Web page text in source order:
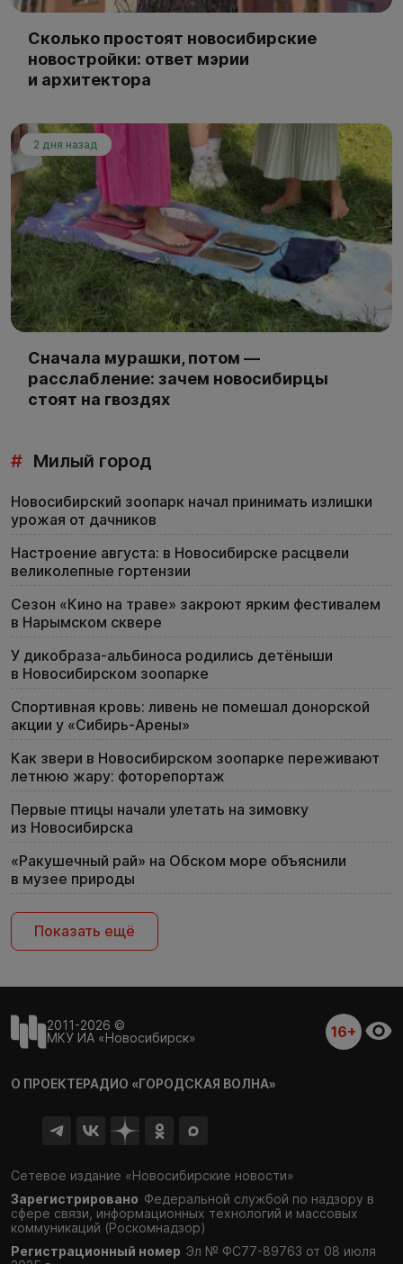
Сколько простоят новосибирские
новостройки: ответ мэрии
и архитектора
2 дня назад
Сначала мурашки, потом —
расслабление: зачем новосибирцы
стоят на гвоздях
# Милый город
Новосибирский зоопарк начал принимать излишки
урожая от дачников
Настроение августа: в Новосибирске расцвели
великолепные гортензии
Сезон «Кино на траве» закроют ярким фестивалем
в Нарымском сквере
У дикобраза-альбиноса родились детёныши
в Новосибирском зоопарке
Спортивная кровь: ливень не помешал донорской
акции у «Сибирь-Арены»
Как звери в Новосибирском зоопарке переживают
летнюю жару: фоторепортаж
Первые птицы начали улетать на зимовку
из Новосибирска
«Ракушечный рай» на Обском море объяснили
в музее природы
Показать ещё
2011-2026 ©
МКУ ИА «Новосибирск»
16+
О ПРОЕКТЕРАДИО «ГОРОДСКАЯ ВОЛНА»
Сетевое издание «Новосибирские новости»
Зарегистрировано Федеральной службой по надзору в
сфере связи, информационных технологий и массовых
коммуникаций (Роскомнадзор)
Регистрационный номер Эл № ФС77-89763 от 08 июля